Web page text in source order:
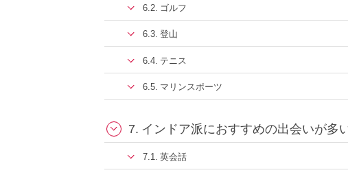
ゴルフ
登山
テニス
マリンスポーツ
インドア派におすすめの出会いが多
英会話